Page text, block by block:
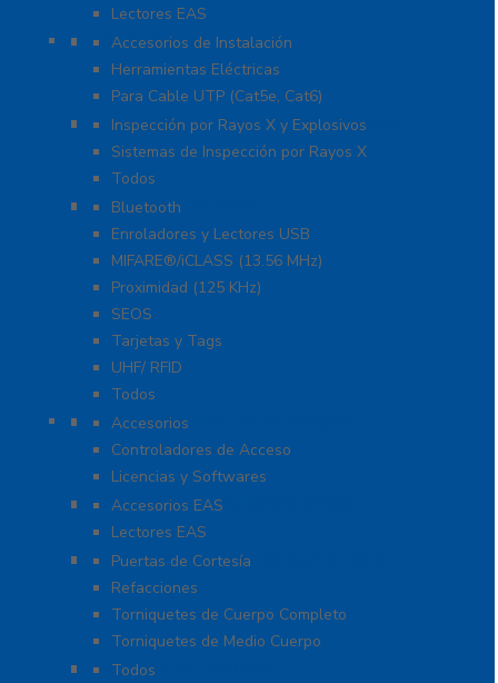
Lectores EAS
Herramientas
Accesorios de Instalación
Herramientas Eléctricas
Para Cable UTP (Cat5e, Cat6)
Inspección por Rayos X y Explosivos
Inspección por Rayos X y Explosivos
Sistemas de Inspección por Rayos X
Todos
Lectoras y Tarjetas
Bluetooth
Enroladores y Lectores USB
MIFARE®/iCLASS (13.56 MHz)
Proximidad (125 KHz)
SEOS
Tarjetas y Tags
UHF/ RFID
Todos
Paneles de Control de Acceso
Accesorios
Controladores de Acceso
Licencias y Softwares
Protección de Mercancía (EAS)
Accesorios EAS
Lectores EAS
Torniquetes y Puertas de Cortesía
Puertas de Cortesía
Refacciones
Torniquetes de Cuerpo Completo
Torniquetes de Medio Cuerpo
Teclados Autónomos
Todos